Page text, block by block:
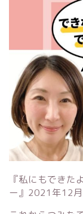
『私にもできた
ー』 2021年12月